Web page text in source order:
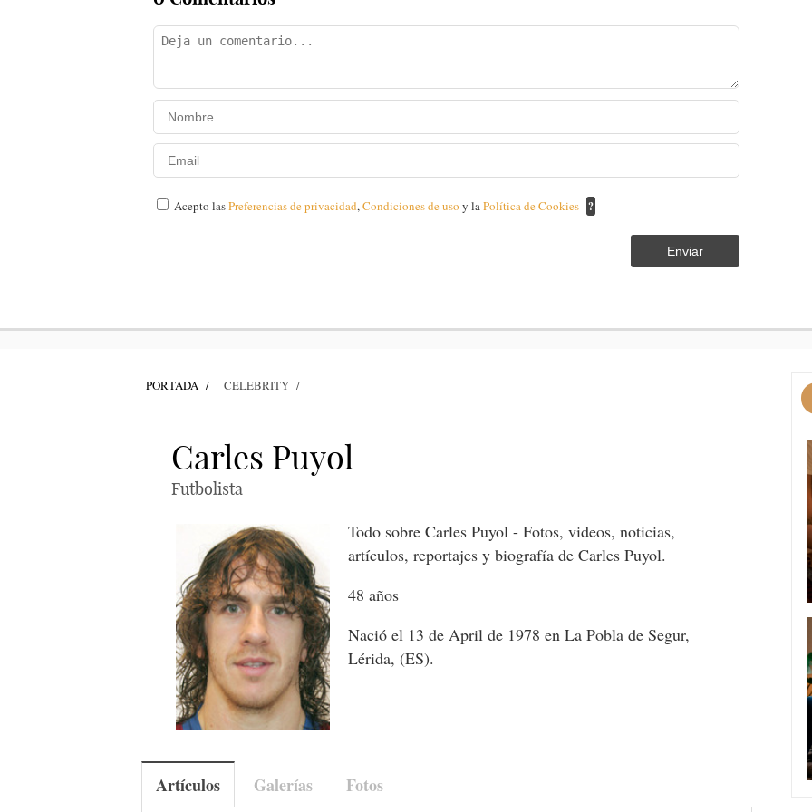
Acepto lasPreferencias de privacidad,Condiciones de usoy laPolítica de Cookies ?
Enviar
PORTADA CELEBRITY
Carles Puyol
Futbolista
Todo sobre Carles Puyol - Fotos, videos, noticias,
artículos, reportajes y biografía de Carles Puyol.
48 años
Nació el 13 de April de 1978 en La Pobla de Segur,
Lérida, (ES).
Artículos Galerías Fotos